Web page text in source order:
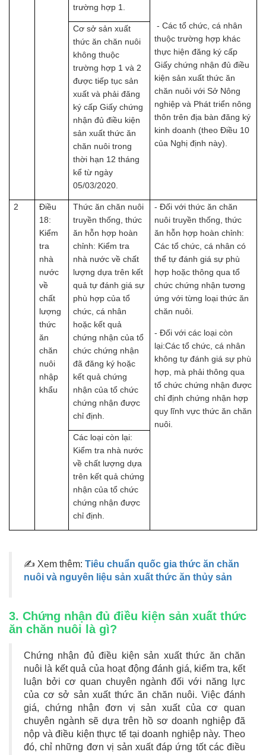
- Các tổ chức, cá nhân
thuộc trường hợp khác
thực hiện đăng ký cấp
Giấy chứng nhận đủ điều
kiện sản xuất thức ăn
chăn nuôi với Sở Nông
nghiệp và Phát triển nông
thôn trên địa bàn đăng ký
kinh doanh (theo Điều 10
của Nghị định này).
trường hợp 1.
Cơ sở sản xuất
thức ăn chăn nuôi
không thuộc
trường hợp 1 và 2
được tiếp tục sản
xuất và phải đăng
ký cấp Giấy chứng
nhận đủ điều kiện
sản xuất thức ăn
chăn nuôi trong
thời hạn 12 tháng
kể từ ngày
05/03/2020.
2
Điều
18:
Kiểm
tra
nhà
nước
về
chất
lượng
thức
ăn
chăn
nuôi
nhập
khẩu
Thức ăn chăn nuôi
truyền thống, thức
ăn hỗn hợp hoàn
chỉnh: Kiểm tra
nhà nước về chất
lượng dựa trên kết
quả tự đánh giá sự
phù hợp của tổ
chức, cá nhân
hoặc kết quả
chứng nhận của tổ
chức chứng nhận
đã đăng ký hoặc
kết quả chứng
nhận của tổ chức
chứng nhận được
chỉ định.
- Đối với thức ăn chăn
nuôi truyền thống, thức
ăn hỗn hợp hoàn chỉnh:
Các tổ chức, cá nhân có
thể tự đánh giá sự phù
hợp hoặc thông qua tổ
chức chứng nhận tương
ứng với từng loại thức ăn
chăn nuôi.
- Đối với các loại còn
lại:Các tổ chức, cá nhân
không tự đánh giá sự phù
hợp, mà phải thông qua
tổ chức chứng nhận được
chỉ định chứng nhận hợp
quy lĩnh vực thức ăn chăn
nuôi.
Các loại còn lại:
Kiểm tra nhà nước
về chất lượng dựa
trên kết quả chứng
nhận của tổ chức
chứng nhận được
chỉ định.
✍ Xem thêm: Tiêu chuẩn quốc gia thức ăn chăn
nuôi và nguyên liệu sản xuất thức ăn thủy sản
3. Chứng nhận đủ điều kiện sản xuất thức
ăn chăn nuôi là gì?
Chứng nhận đủ điều kiện sản xuất thức ăn chăn
nuôi là kết quả của hoạt động đánh giá, kiểm tra, kết
luận bởi cơ quan chuyên ngành đối với năng lực
của cơ sở sản xuất thức ăn chăn nuôi. Việc đánh
giá, chứng nhận đơn vị sản xuất của cơ quan
chuyên ngành sẽ dựa trên hồ sơ doanh nghiệp đã
nộp và điều kiện thực tế tại doanh nghiệp này. Theo
đó, chỉ những đơn vị sản xuất đáp ứng tốt các điều